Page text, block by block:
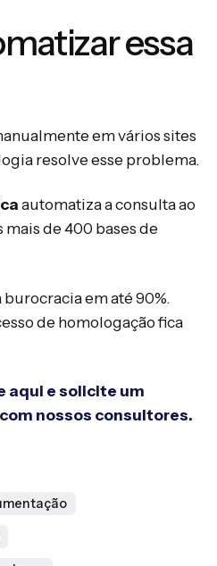
essa
em vários sites
resolve esse problema.
automatiza a consulta ao
mais de 400 bases de
burocracia em até 90%.
de homologação fica
aqui e solicite um
nossos consultores.